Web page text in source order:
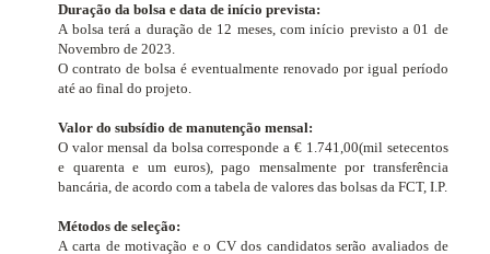
Duração da bolsa e data de início prevista:
A bolsa terá a duração de 12 meses, com início previsto a 01 de
Novembro de 2023.
O contrato de bolsa é eventualmente renovado por igual período
até ao final do projeto.
Valor do subsídio de manutenção mensal:
O valor mensal da bolsa corresponde a € 1.741,00(mil setecentos
e quarenta e um euros), pago mensalmente por transferência
bancária, de acordo com a tabela de valores das bolsas da FCT, I.P.
Métodos de seleção:
A carta de motivação e o CV dos candidatos serão avaliados de